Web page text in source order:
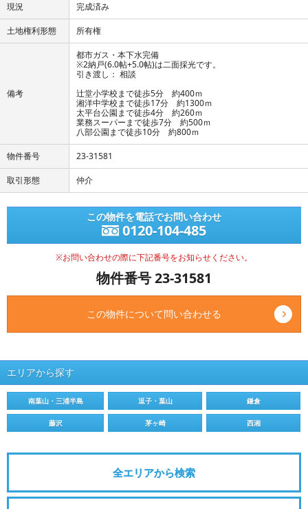
現況
完成済み
土地権利形態 所有権
備考
都市ガス・本下水完備
※2納戸(6.0帖+5.0帖)は二面採光です。
引き渡し： 相談
辻堂小学校まで徒歩5分 約400ｍ
湘洋中学校まで徒歩17分 約1300ｍ
太平台公園まで徒歩4分 約260ｍ
業務スーパーまで徒歩7分 約500ｍ
八部公園まで徒歩10分 約800ｍ
物件番号 23-31581
取引形態 仲介
この物件を電話でお問い合わせ
0120-104-485
※お問い合わせの際に下記番号をお知らせください。
物件番号 23-31581
この物件について問い合わせる
エリアから探す
南葉山・三浦半島 逗子・葉山 鎌倉
藤沢 茅ヶ崎 西湘
全エリアから検索